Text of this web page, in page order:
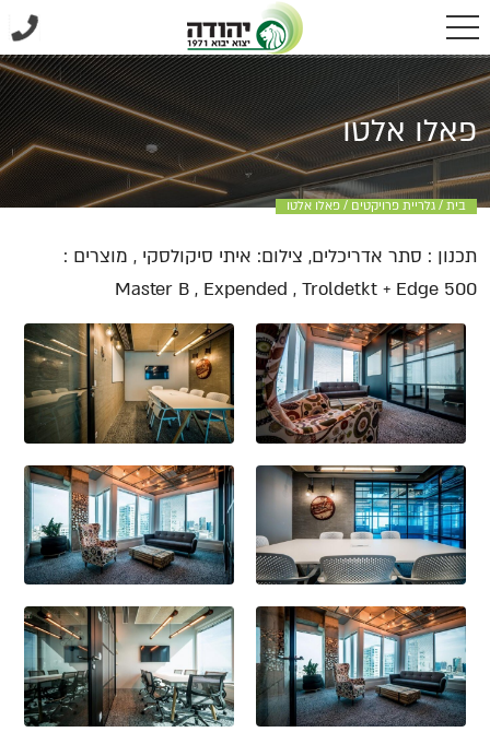
פאלו אלטו
בית / גלריית פרויקטים / פאלו אלטו
תכנון : סתר אדריכלים, צילום: איתי סיקולסקי , מוצרים :
Master B , Expended , Troldetkt + Edge 500